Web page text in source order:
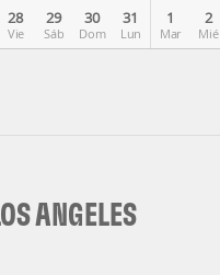
28
Vie
29
Sáb
30
Dom
31
Lun
1
Mar
2
Mié
ANGELES